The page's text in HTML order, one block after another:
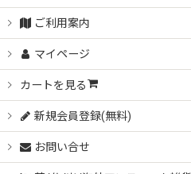
ご利用案内
マイページ
カートを見る
新規会員登録(無料)
お問い合せ